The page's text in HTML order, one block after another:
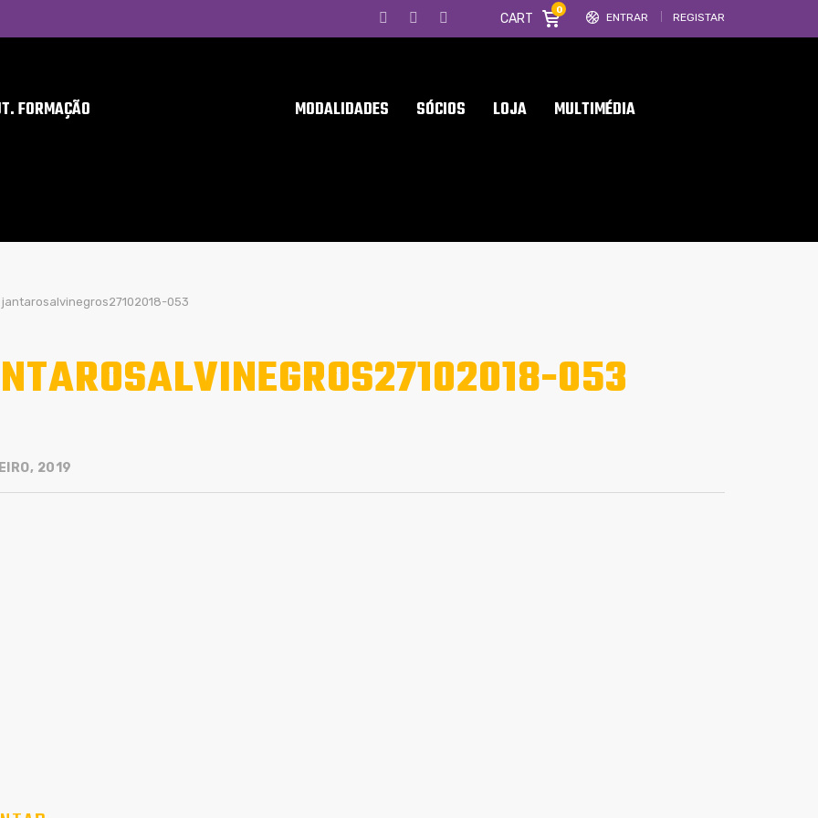
ENTRAR REGISTAR
CART
0
FORMAÇÃO MODALIDADES SÓCIOS LOJA MULTIMÉDIA
jantarosalvinegros27102018-053
053
2019